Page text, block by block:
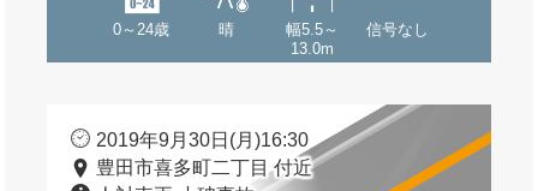
0～24歳 晴
幅5.5～
13.0m
信号なし
2019年9月30日(月)16:30
豊田市喜多町二丁目 付近